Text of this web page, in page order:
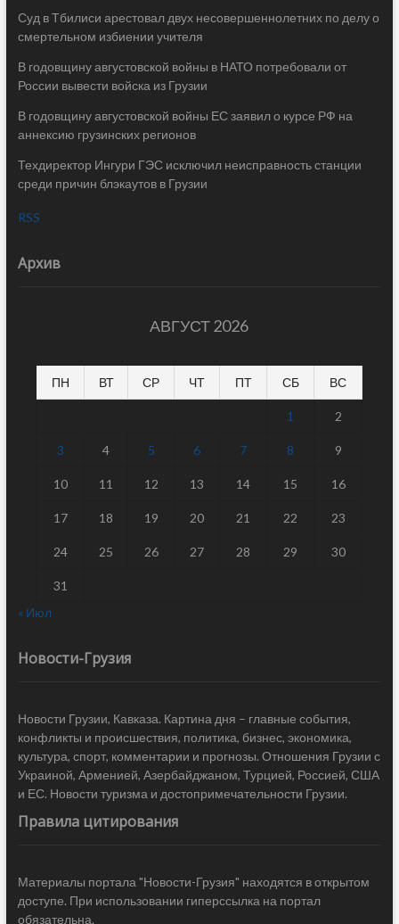
Суд в Тбилиси арестовал двух несовершеннолетних по делу о
смертельном избиении учителя
В годовщину августовской войны в НАТО потребовали от
России вывести войска из Грузии
В годовщину августовской войны ЕС заявил о курсе РФ на
аннексию грузинских регионов
Техдиректор Ингури ГЭС исключил неисправность станции
среди причин блэкаутов в Грузии
RSS
Архив
АВГУСТ 2026
ПН ВТ СР ЧТ ПТ СБ ВС
1 2
3 4 5 6 7 8 9
10 11 12 13 14 15 16
17 18 19 20 21 22 23
24 25 26 27 28 29 30
31
« Июл
Новости-Грузия
Новости Грузии, Кавказа. Картина дня – главные события,
конфликты и происшествия, политика, бизнес, экономика,
культура, спорт, комментарии и прогнозы. Отношения Грузии с
Украиной, Арменией, Азербайджаном, Турцией, Россией, США
и ЕС. Новости туризма и достопримечательности Грузии.
Правила цитирования
Материалы портала "Новости-Грузия" находятся в открытом
доступе. При использовании гиперссылка на портал
обязательна.